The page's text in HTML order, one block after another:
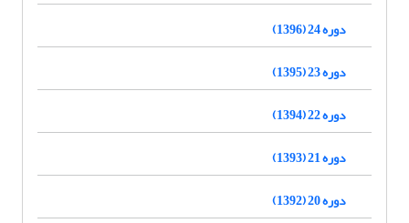
دوره 24 (1396)
دوره 23 (1395)
دوره 22 (1394)
دوره 21 (1393)
دوره 20 (1392)